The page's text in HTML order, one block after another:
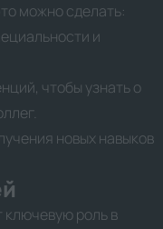
можно сделать:
и
чтобы узнать о
новых навыков
ключевую роль в